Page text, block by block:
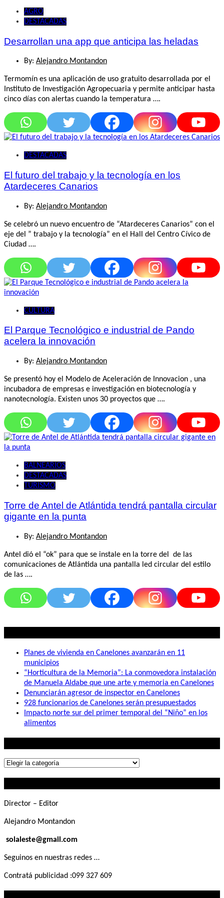
AGRO
DESTACADAS
Desarrollan una app que anticipa las heladas
By: Alejandro Montandon
Termomín es una aplicación de uso gratuito desarrollada por el
Instituto de Investigación Agropecuaria y permite anticipar hasta
cinco días con alertas cuando la temperatura ….
DESTACADAS
El futuro del trabajo y la tecnología en los
Atardeceres Canarios
By: Alejandro Montandon
Se celebró un nuevo encuentro de “Atardeceres Canarios” con el
eje del ” trabajo y la tecnología” en el Hall del Centro Cívico de
Ciudad ….
CULTURA
El Parque Tecnológico e industrial de Pando
acelera la innovación
By: Alejandro Montandon
Se presentó hoy el Modelo de Aceleración de Innovacion , una
incubadora de empresas e investigación en biotecnología y
nanotecnología. Existen unos 30 proyectos que ….
BALNEARIOS
DESTACADAS
TURISMO
Torre de Antel de Atlántida tendrá pantalla circular
gigante en la punta
By: Alejandro Montandon
Antel dió el “ok” para que se instale en la torre del de las
comunicaciones de Atlántida una pantalla led circular del estilo
de las ….
Planes de vivienda en Canelones avanzarán en 11
municipios
“Horticultura de la Memoria”: La conmovedora instalación
de Manuela Aldabe que une arte y memoria en Canelones
Denunciarán agresor de inspector en Canelones
928 funcionarios de Canelones serán presupuestados
Impacto norte sur del primer temporal del “Niño” en los
alimentos
Lo
Director – Editor
Alejandro Montandon
solaleste@gmail.com
Seguinos en nuestras redes …
Contratá publicidad :099 327 609